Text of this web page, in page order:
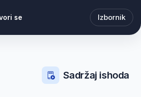
se Izbornik
Sadržaj ishoda